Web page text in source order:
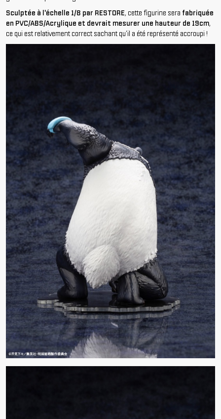
Sculptée à l'échelle 1/8 par RESTORE, cette figurine sera fabriquée
en PVC/ABS/Acrylique et devrait mesurer une hauteur de 19cm,
ce qui est relativement correct sachant qu'il a été représenté accroupi !